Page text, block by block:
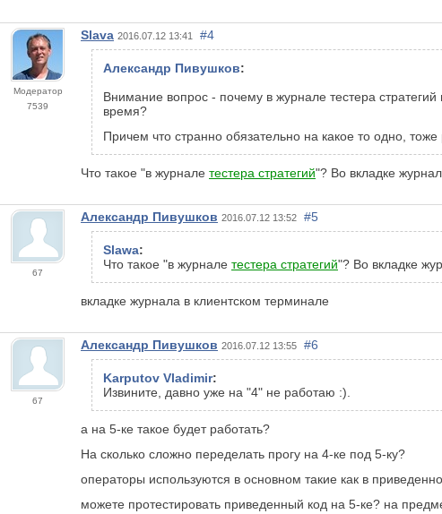
Модератор
7539
Slava 2016.07.12 13:41 #4
Александр Пивушков:
Внимание вопрос - почему в журнале тестера
время?
Причем что странно обязательно на какое то одно,
Что такое "в журнале тестера стратегий"? Во вкладке
67
Александр Пивушков 2016.07.12 13:52 #5
Slawa:
Что такое "в журнале тестера стратегий"? Во вкладке
вкладке журнала в клиентском терминале
67
Александр Пивушков 2016.07.12 13:55 #6
Karputov Vladimir:
Извините, давно уже на "4" не работаю :).
а на 5-ке такое будет работать?
На сколько сложно переделать прогу на 4-ке под 5-ку?
операторы используются в основном такие как в
можете протестировать приведенный код на 5-ке? на